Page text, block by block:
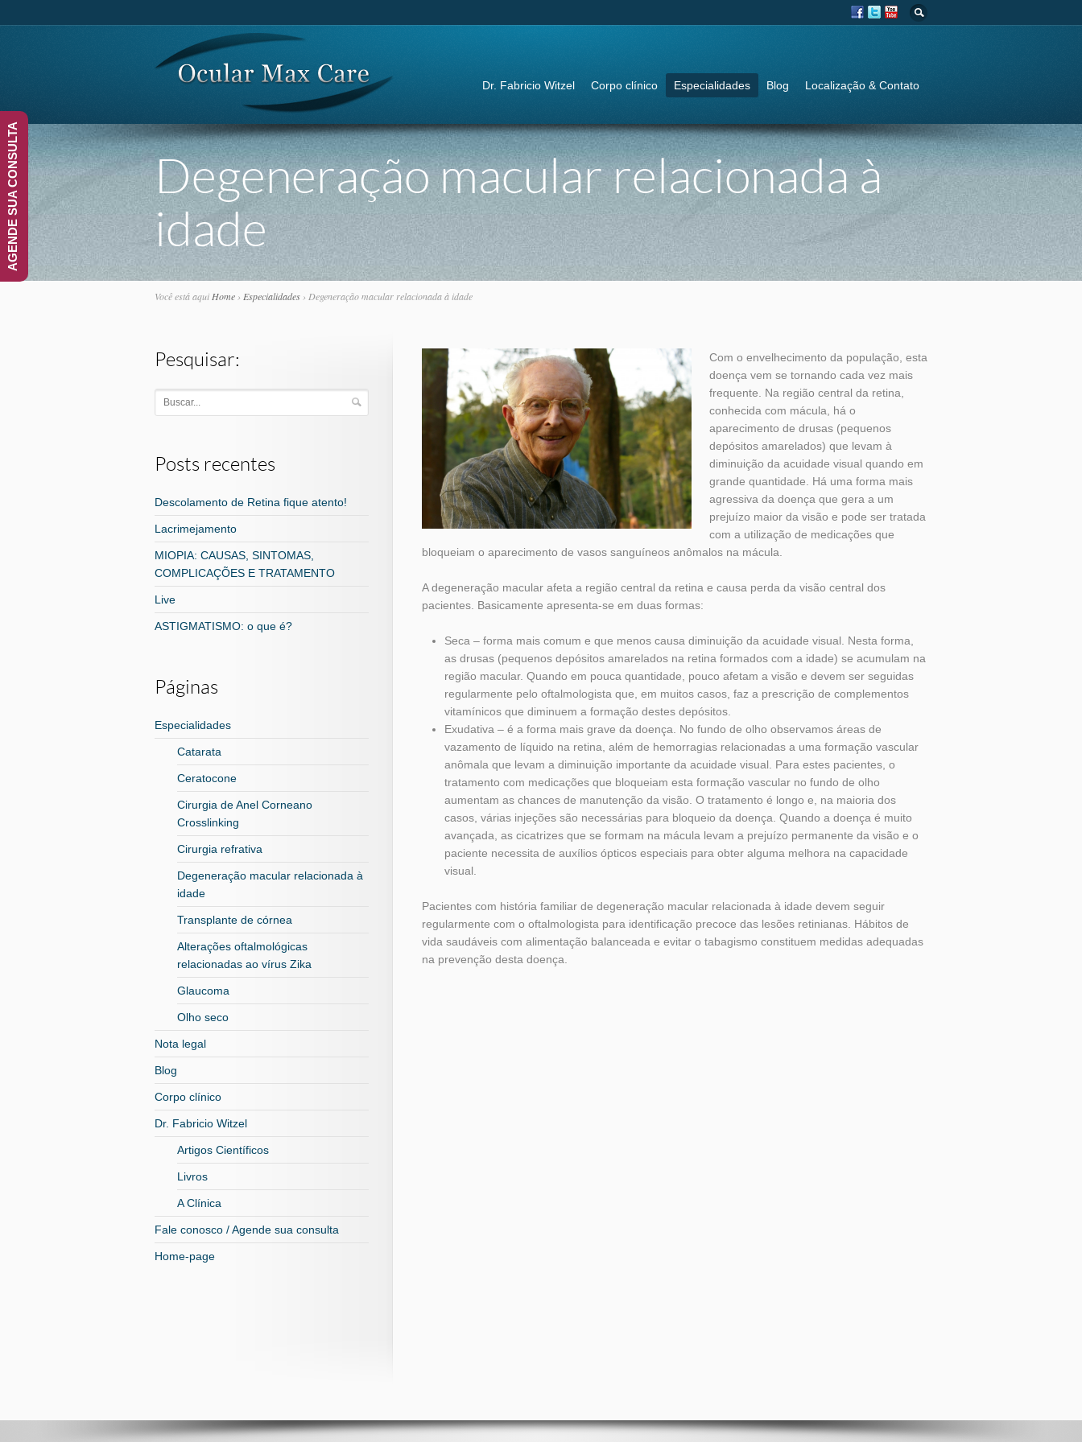
IR PARA:
Dr. Fabricio Witzel Corpo clínico Especialidades Blog Localização & Contato
Degeneração macular relacionada à
idade
Você está aqui Home › Especialidades › Degeneração macular relacionada à idade
Com o envelhecimento da população, esta
doença vem se tornando cada vez mais
frequente. Na região central da retina,
conhecida com mácula, há o
aparecimento de drusas (pequenos
depósitos amarelados) que levam à
diminuição da acuidade visual quando em
grande quantidade. Há uma forma mais
agressiva da doença que gera a um
prejuízo maior da visão e pode ser tratada
com a utilização de medicações que
bloqueiam o aparecimento de vasos sanguíneos anômalos na mácula.
A degeneração macular afeta a região central da retina e causa perda da visão central dos
pacientes. Basicamente apresenta-se em duas formas:
Seca – forma mais comum e que menos causa diminuição da acuidade visual. Nesta forma,
as drusas (pequenos depósitos amarelados na retina formados com a idade) se acumulam na
região macular. Quando em pouca quantidade, pouco afetam a visão e devem ser seguidas
regularmente pelo oftalmologista que, em muitos casos, faz a prescrição de complementos
vitamínicos que diminuem a formação destes depósitos.
Exudativa – é a forma mais grave da doença. No fundo de olho observamos áreas de
vazamento de líquido na retina, além de hemorragias relacionadas a uma formação vascular
anômala que levam a diminuição importante da acuidade visual. Para estes pacientes, o
tratamento com medicações que bloqueiam esta formação vascular no fundo de olho
aumentam as chances de manutenção da visão. O tratamento é longo e, na maioria dos
casos, várias injeções são necessárias para bloqueio da doença. Quando a doença é muito
avançada, as cicatrizes que se formam na mácula levam a prejuízo permanente da visão e o
paciente necessita de auxílios ópticos especiais para obter alguma melhora na capacidade
visual.
Pacientes com história familiar de degeneração macular relacionada à idade devem seguir
regularmente com o oftalmologista para identificação precoce das lesões retinianas. Hábitos de
vida saudáveis com alimentação balanceada e evitar o tabagismo constituem medidas adequadas
na prevenção desta doença.
Pesquisar:
Posts recentes
Descolamento de Retina fique atento!
Lacrimejamento
MIOPIA: CAUSAS, SINTOMAS,
COMPLICAÇÕES E TRATAMENTO
Live
ASTIGMATISMO: o que é?
Páginas
Especialidades
Catarata
Ceratocone
Cirurgia de Anel Corneano
Crosslinking
Cirurgia refrativa
Degeneração macular relacionada à
idade
Transplante de córnea
Alterações oftalmológicas
relacionadas ao vírus Zika
Glaucoma
Olho seco
Nota legal
Blog
Corpo clínico
Dr. Fabricio Witzel
Artigos Científicos
Livros
A Clínica
Fale conosco / Agende sua consulta
Home-page
AGENDE SUA CONSULTA